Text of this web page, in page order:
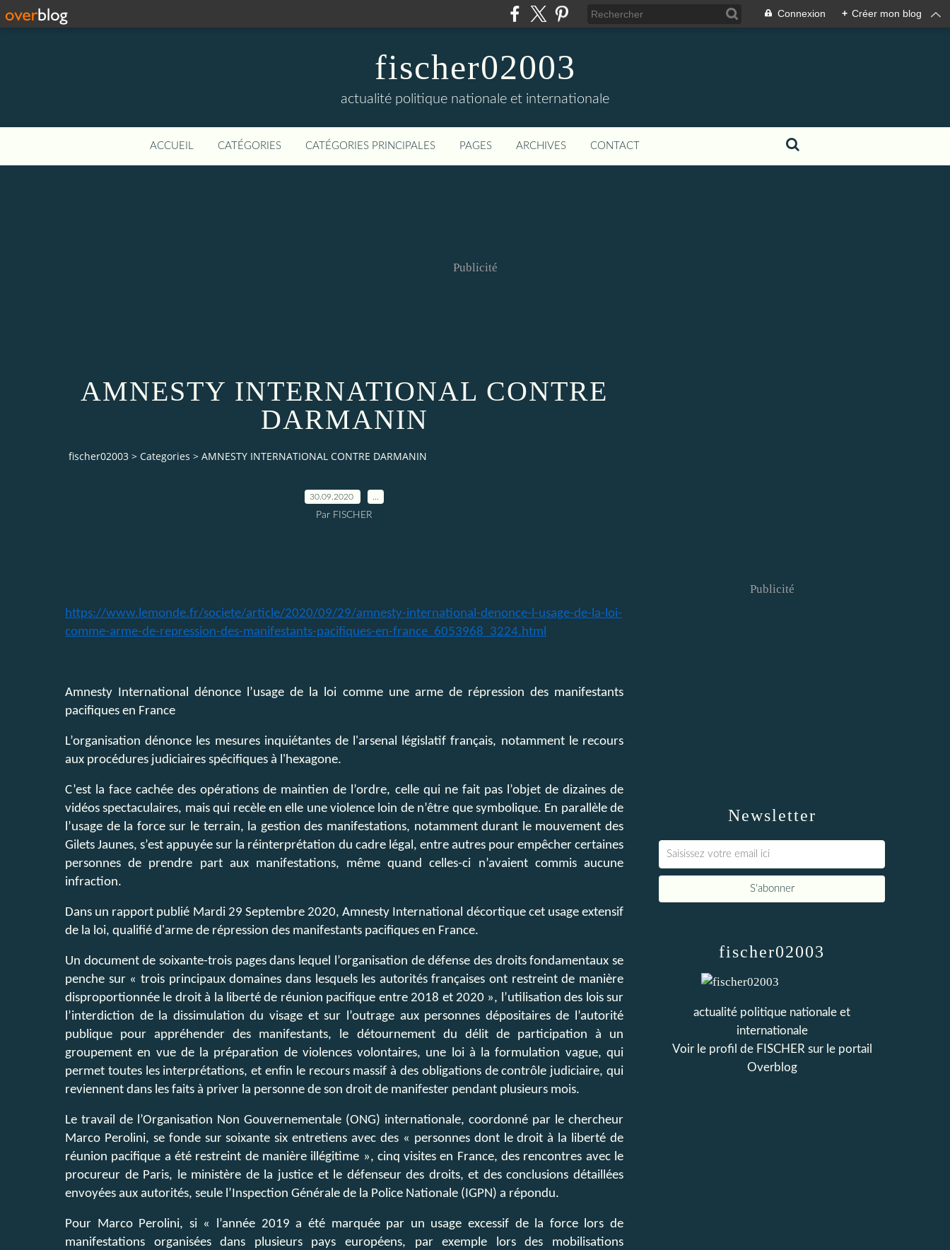
Connexion + Créer mon blog
fischer02003
actualité politique nationale et internationale
ACCUEIL CATÉGORIES CATÉGORIES PRINCIPALES PAGES ARCHIVES CONTACT
Publicité
AMNESTY INTERNATIONAL CONTRE
DARMANIN
fischer02003 > Categories > AMNESTY INTERNATIONAL CONTRE DARMANIN
30.09.2020
Par FISCHER
https://www.lemonde.fr/societe/article/2020/09/29/amnesty-international-denonce-l-usage-de-la-loi-
comme-arme-de-repression-des-manifestants-pacifiques-en-france_6053968_3224.html
Amnesty International dénonce l’usage de la loi comme une arme de répression des manifestants
pacifiques en France
L’organisation dénonce les mesures inquiétantes de l'arsenal législatif français, notamment le recours
aux procédures judiciaires spécifiques à l'hexagone.
C’est la face cachée des opérations de maintien de l’ordre, celle qui ne fait pas l’objet de dizaines de
vidéos spectaculaires, mais qui recèle en elle une violence loin de n’être que symbolique. En parallèle de
l’usage de la force sur le terrain, la gestion des manifestations, notamment durant le mouvement des
Gilets Jaunes, s’est appuyée sur la réinterprétation du cadre légal, entre autres pour empêcher certaines
personnes de prendre part aux manifestations, même quand celles-ci n’avaient commis aucune
infraction.
Dans un rapport publié Mardi 29 Septembre 2020, Amnesty International décortique cet usage extensif
de la loi, qualifié d'arme de répression des manifestants pacifiques en France.
Un document de soixante-trois pages dans lequel l’organisation de défense des droits fondamentaux se
penche sur « trois principaux domaines dans lesquels les autorités françaises ont restreint de manière
disproportionnée le droit à la liberté de réunion pacifique entre 2018 et 2020 », l’utilisation des lois sur
l’interdiction de la dissimulation du visage et sur l’outrage aux personnes dépositaires de l’autorité
publique pour appréhender des manifestants, le détournement du délit de participation à un
groupement en vue de la préparation de violences volontaires, une loi à la formulation vague, qui
permet toutes les interprétations, et enfin le recours massif à des obligations de contrôle judiciaire, qui
reviennent dans les faits à priver la personne de son droit de manifester pendant plusieurs mois.
Le travail de l’Organisation Non Gouvernementale (ONG) internationale, coordonné par le chercheur
Marco Perolini, se fonde sur soixante six entretiens avec des « personnes dont le droit à la liberté de
réunion pacifique a été restreint de manière illégitime », cinq visites en France, des rencontres avec le
procureur de Paris, le ministère de la justice et le défenseur des droits, et des conclusions détaillées
envoyées aux autorités, seule l’Inspection Générale de la Police Nationale (IGPN) a répondu.
Pour Marco Perolini, si « l’année 2019 a été marquée par un usage excessif de la force lors de
manifestations organisées dans plusieurs pays européens, par exemple lors des mobilisations
Newsletter
Publicité
fischer02003
actualité politique nationale et
internationale
Voir le profil de FISCHER sur le portail
Overblog